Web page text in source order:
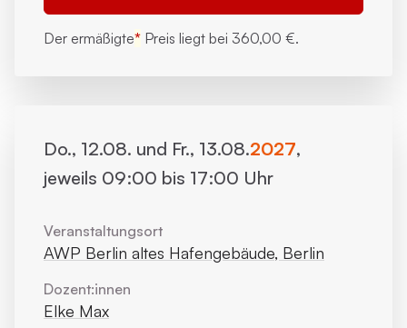
Der ermäßigte* Preis liegt bei 360,00 €.
Do., 12.08. und Fr., 13.08.2027,
jeweils 09:00 bis 17:00 Uhr
Veranstaltungsort
AWP Berlin altes Hafengebäude, Berlin
Dozent:innen
Elke Max